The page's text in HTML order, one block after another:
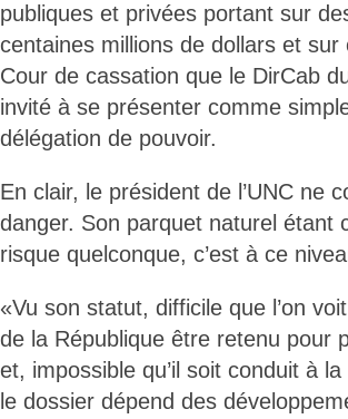
publiques et privées portant sur
centaines millions de dollars et
Cour de cassation que le DirCab
invité à se présenter comme
délégation de pouvoir.
En clair, le président de l’UNC ne
danger. Son parquet naturel étant
risque quelconque, c’est à ce
«Vu son statut, difficile que l’on
de la République être retenu pour
et, impossible qu’il soit conduit à
le dossier dépend des